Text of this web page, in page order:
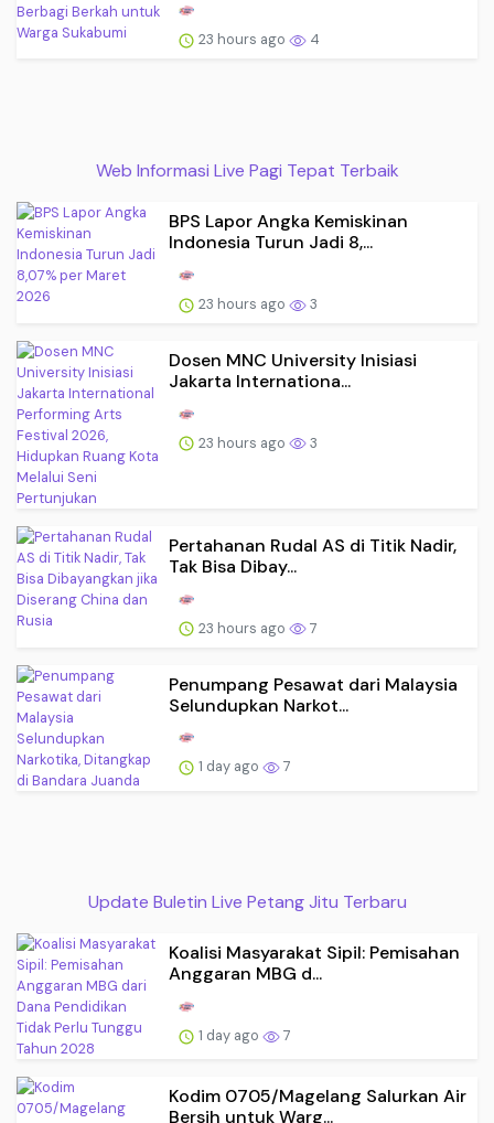
23 hours ago 4
Web Informasi Live Pagi Tepat Terbaik
BPS Lapor Angka Kemiskinan
Indonesia Turun Jadi 8,...
23 hours ago 3
Dosen MNC University Inisiasi
Jakarta Internationa...
23 hours ago 3
Pertahanan Rudal AS di Titik Nadir,
Tak Bisa Dibay...
23 hours ago 7
Penumpang Pesawat dari Malaysia
Selundupkan Narkot...
1 day ago 7
Update Buletin Live Petang Jitu Terbaru
Koalisi Masyarakat Sipil: Pemisahan
Anggaran MBG d...
1 day ago 7
Kodim 0705/Magelang Salurkan Air
Bersih untuk Warg...